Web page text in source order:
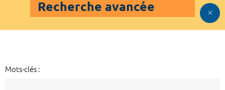
Recherche avancée
Mots-clés :